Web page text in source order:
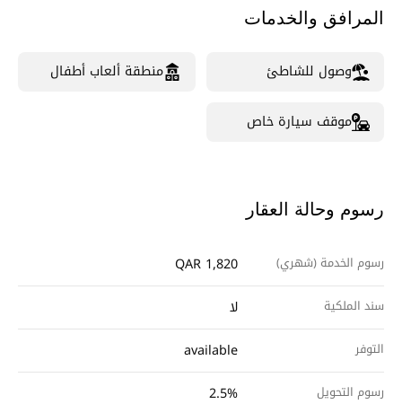
المرافق والخدمات
وصول للشاطئ منطقة ألعاب أطفال
موقف سيارة خاص
رسوم وحالة العقار
رسوم الخدمة (شهري) QAR 1,820
سند الملكية لا
التوفر available
رسوم التحويل 2.5%